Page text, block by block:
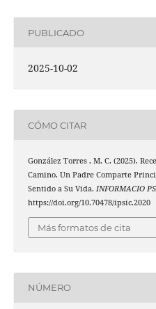
PUBLICADO
2025-10-02
CÓMO CITAR
González Torres , M. C. (2025).
Camino. Un Padre Comparte
Sentido a Su Vida. INFORMACIO
https://doi.org/10.70478/ipsic.2020
Más formatos de cita
NÚMERO